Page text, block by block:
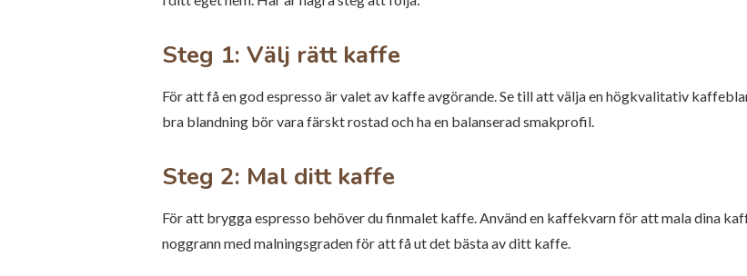
Steg 1: Välj rätt kaffe
För att få en god espresso är valet av kaffe avgörande. Se till att välja en högkvalitativ
bra blandning bör vara färskt rostad och ha en balanserad smakprofil.
Steg 2: Mal ditt kaffe
För att brygga espresso behöver du finmalet kaffe. Använd en kaffekvarn för att mala dina
noggrann med malningsgraden för att få ut det bästa av ditt kaffe.